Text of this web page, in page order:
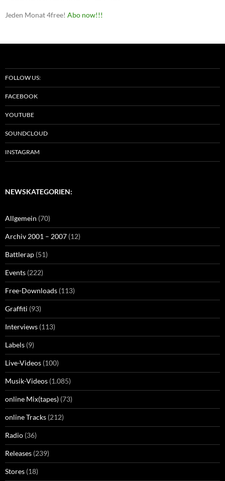
Jeden Monat 4free! Abo now!!!
FOLLOW US:
FACEBOOK
YOUTUBE
SOUNDCLOUD
INSTAGRAM
NEWSKATEGORIEN:
Allgemein (70)
Archiv 2001 – 2007 (12)
Battlerap (51)
Events (222)
Free-Downloads (113)
Graffiti (93)
Interviews (113)
Labels (9)
Live-Videos (100)
Musik-Videos (1.085)
online Mix(tapes) (73)
online Tracks (212)
Radio (36)
Releases (239)
Stores (18)